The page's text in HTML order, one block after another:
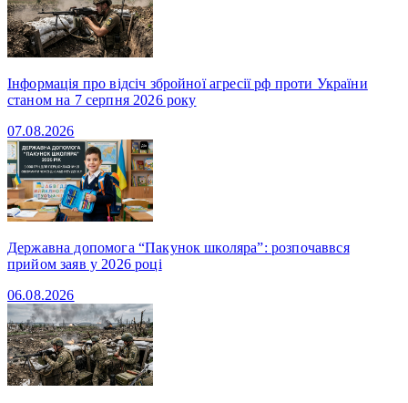
Інформація про відсіч збройної агресії рф проти України
станом на 7 серпня 2026 року
07.08.2026
Державна допомога “Пакунок школяра”: розпочаввся
прийом заяв у 2026 році
06.08.2026